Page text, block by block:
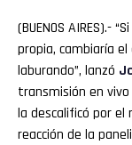
(BUENOS AIRES).-
propia, cambiaría
laburando”, lanzó
transmisión en vivo
la descalificó por el
reacción de la